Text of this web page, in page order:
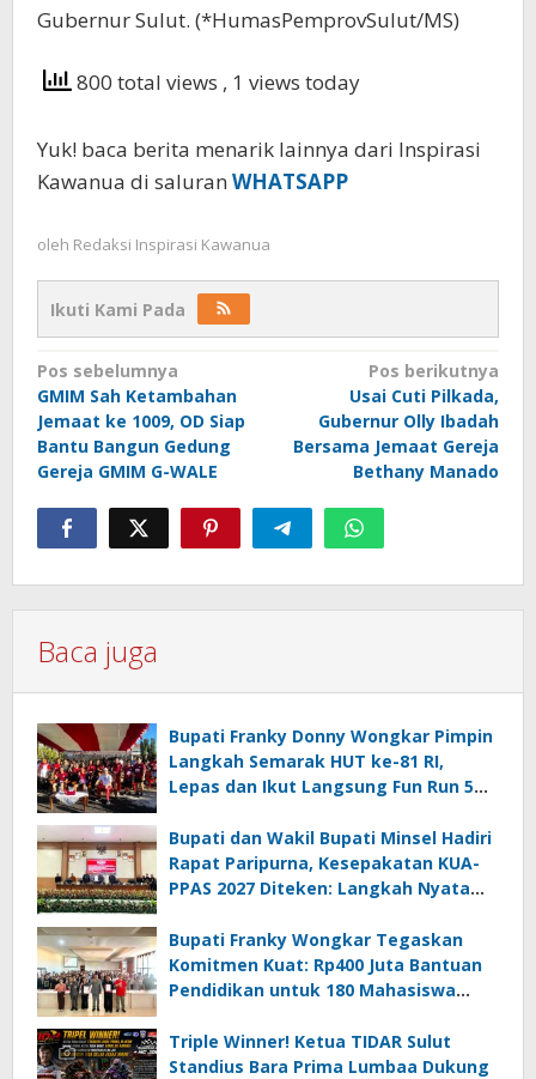
Gubernur Sulut. (*HumasPemprovSulut/MS)
800 total views , 1 views today
Yuk! baca berita menarik lainnya dari Inspirasi
Kawanua di saluran WHATSAPP
oleh Redaksi Inspirasi Kawanua
Ikuti Kami Pada
Navigasi
pos
Pos sebelumnya
GMIM Sah Ketambahan
Jemaat ke 1009, OD Siap
Bantu Bangun Gedung
Gereja GMIM G-WALE
Pos berikutnya
Usai Cuti Pilkada,
Gubernur Olly Ibadah
Bersama Jemaat Gereja
Bethany Manado
Baca juga
Bupati Franky Donny Wongkar Pimpin
Langkah Semarak HUT ke-81 RI,
Lepas dan Ikut Langsung Fun Run 5
Bupati dan Wakil Bupati Minsel Hadiri
Rapat Paripurna, Kesepakatan KUA-
PPAS 2027 Diteken: Langkah Nyata
Bupati Franky Wongkar Tegaskan
Komitmen Kuat: Rp400 Juta Bantuan
Pendidikan untuk 180 Mahasiswa
Triple Winner! Ketua TIDAR Sulut
Standius Bara Prima Lumbaa Dukung